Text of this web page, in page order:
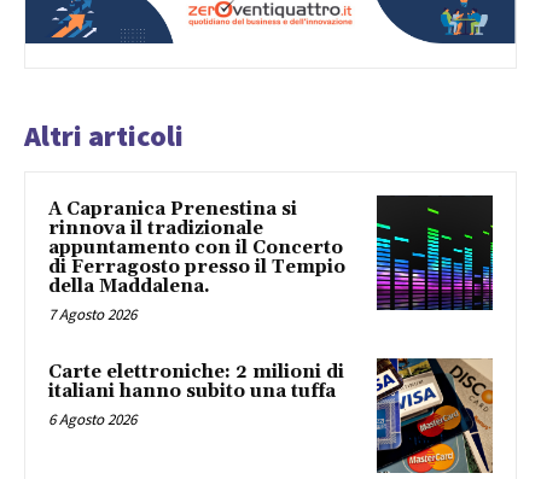
Altri articoli
A Capranica Prenestina si
rinnova il tradizionale
appuntamento con il Concerto
di Ferragosto presso il Tempio
della Maddalena.
7 Agosto 2026
Carte elettroniche: 2 milioni di
italiani hanno subito una tuffa
6 Agosto 2026